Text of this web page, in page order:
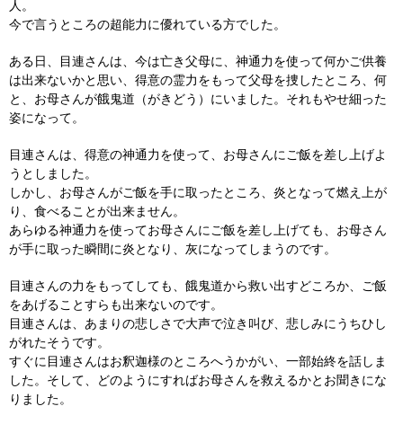
人。
今で言うところの超能力に優れている方でした。
ある日、目連さんは、今は亡き父母に、神通力を使って何かご供養
は出来ないかと思い、得意の霊力をもって父母を捜したところ、何
と、お母さんが餓鬼道（がきどう）にいました。それもやせ細った
姿になって。
目連さんは、得意の神通力を使って、お母さんにご飯を差し上げよ
うとしました。
しかし、お母さんがご飯を手に取ったところ、炎となって燃え上が
り、食べることが出来ません。
あらゆる神通力を使ってお母さんにご飯を差し上げても、お母さん
が手に取った瞬間に炎となり、灰になってしまうのです。
目連さんの力をもってしても、餓鬼道から救い出すどころか、ご飯
をあげることすらも出来ないのです。
目連さんは、あまりの悲しさで大声で泣き叫び、悲しみにうちひし
がれたそうです。
すぐに目連さんはお釈迦様のところへうかがい、一部始終を話しま
した。そして、どのようにすればお母さんを救えるかとお聞きにな
りました。